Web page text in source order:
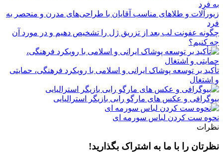
زیورآلات و طلاهای مناسب آقایان با طراحی‌های مدرن و منحصر به
فرد
چگونه عفونت لب بعد از تزریق ژل را تشخیص دهیم و در مورد آن
چه کنیم؟
تأکید بر توسعه پوشاک ایرانی و اسلامی با رویکرد فرهنگی، حمایتی
و اشتغال
بیوگرافی و عکس های مارگو رابی بازیگر استرالیایی
نحوه ست کردن لباس سورمه ای
نظرات
نظرتان را با ما به اشتراک بگذارید!